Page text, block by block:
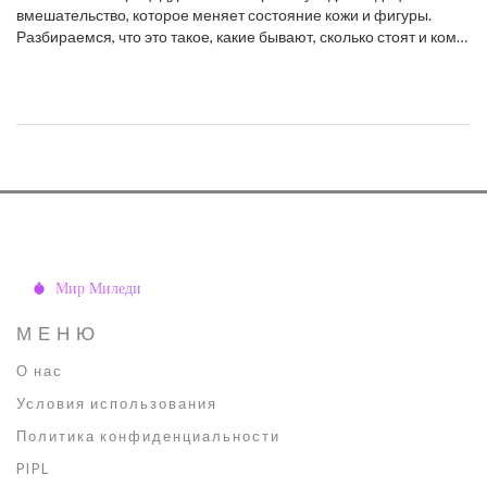
вмешательство, которое меняет состояние кожи и фигуры.
Разбираемся, что это такое, какие бывают, сколько стоят и кому
МЕНЮ
О нас
Условия использования
Политика конфиденциальности
PIPL